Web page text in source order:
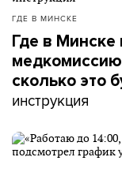
ГДЕ В МИНСКЕ
Где в Минске
сколько это
инструкция